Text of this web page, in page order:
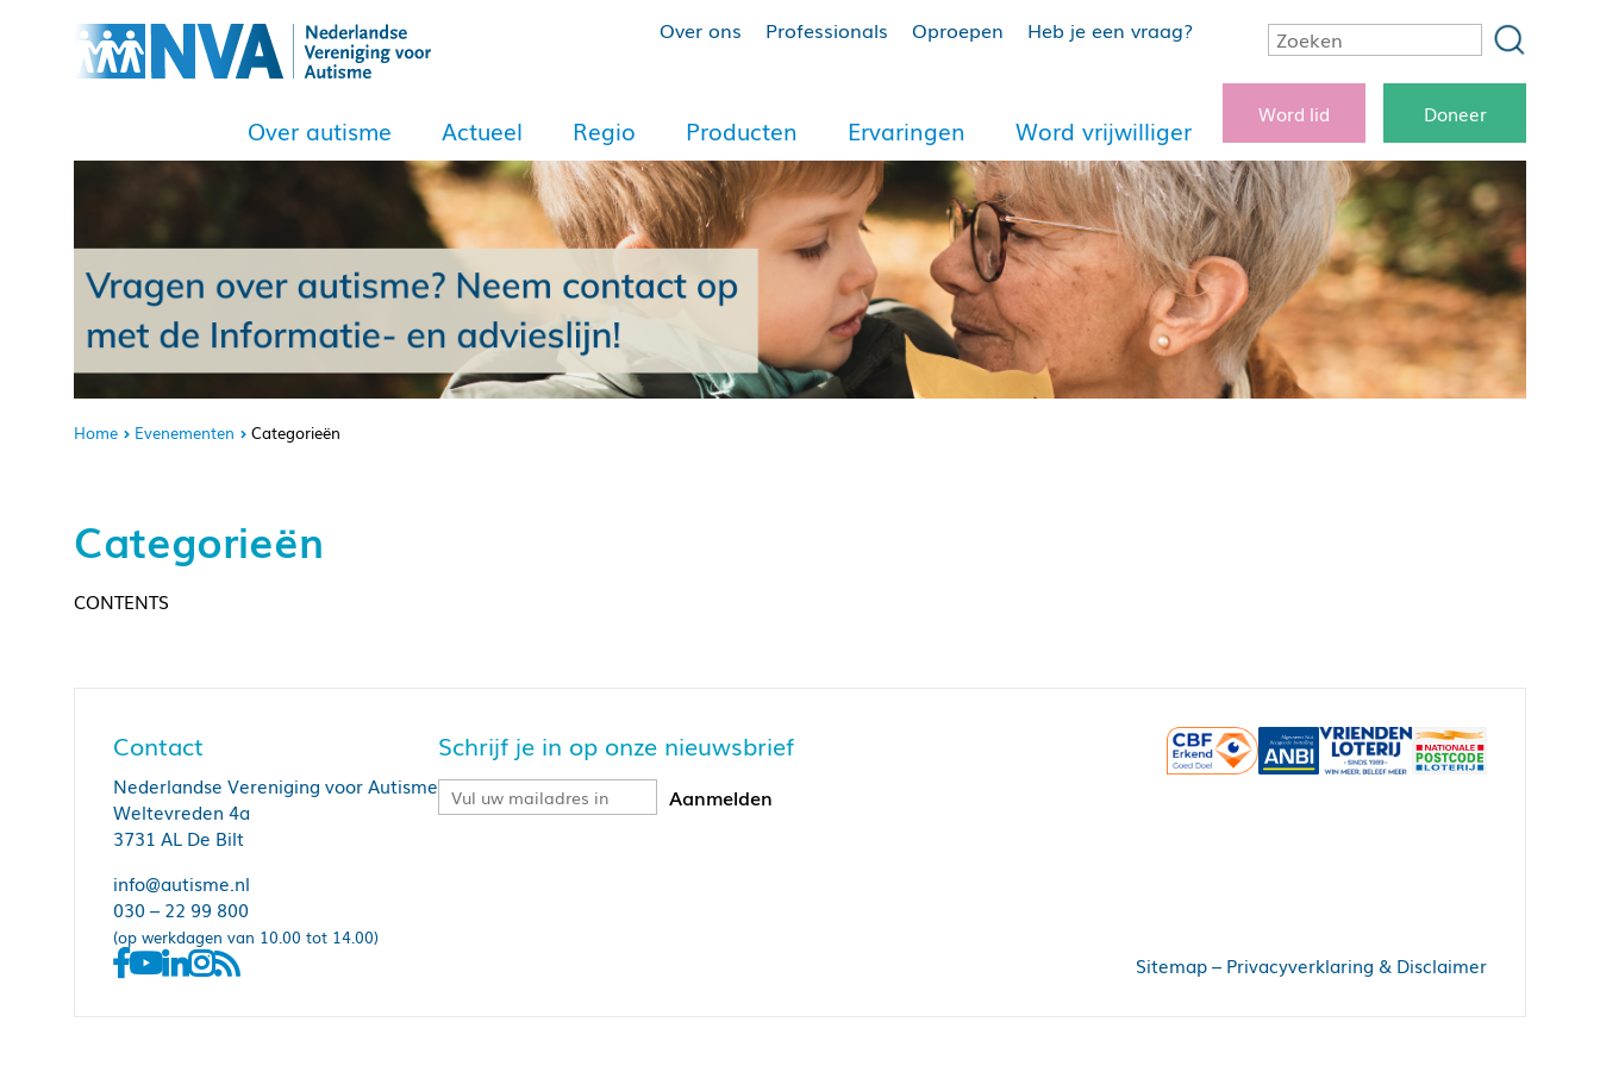
Over ons Professionals Oproepen Heb je een vraag?
Over autisme Actueel Regio Producten Ervaringen Word vrijwilliger
Word lid Doneer
Home Evenementen Categorieën
Categorieën
CONTENTS
Contact
Nederlandse Vereniging voor Autisme
Weltevreden 4a
3731 AL De Bilt
info@autisme.nl
030 – 22 99 800
(op werkdagen van 10.00 tot 14.00)
Schrijf je in op onze nieuwsbrief
Sitemap– Privacyverklaring & Disclaimer